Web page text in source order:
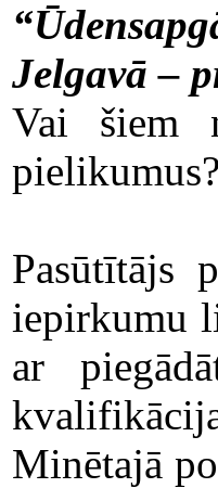
Jelgavā –
Vai šiem
pielikumus?
Pasūtītājs
iepirkumu
ar
Minētajā